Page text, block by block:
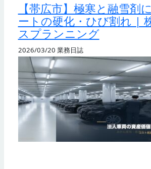
【帯広市】極寒と融雪剤
ートの硬化・ひび割れ |
スプランニング
2026/03/20 業務日誌